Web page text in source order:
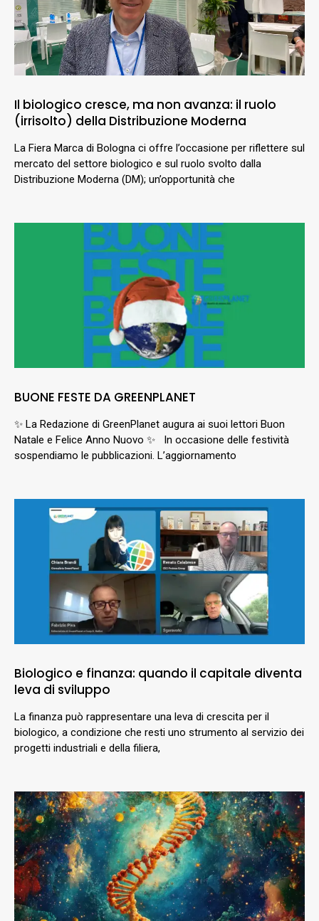
Il biologico cresce, ma non avanza: il ruolo
(irrisolto) della Distribuzione Moderna
La Fiera Marca di Bologna ci offre l’occasione per riflettere sul
mercato del settore biologico e sul ruolo svolto dalla
Distribuzione Moderna (DM); un’opportunità che
BUONE FESTE DA GREENPLANET
✨ La Redazione di GreenPlanet augura ai suoi lettori Buon
Natale e Felice Anno Nuovo ✨ In occasione delle festività
sospendiamo le pubblicazioni. L’aggiornamento
Biologico e finanza: quando il capitale diventa
leva di sviluppo
La finanza può rappresentare una leva di crescita per il
biologico, a condizione che resti uno strumento al servizio dei
progetti industriali e della filiera,